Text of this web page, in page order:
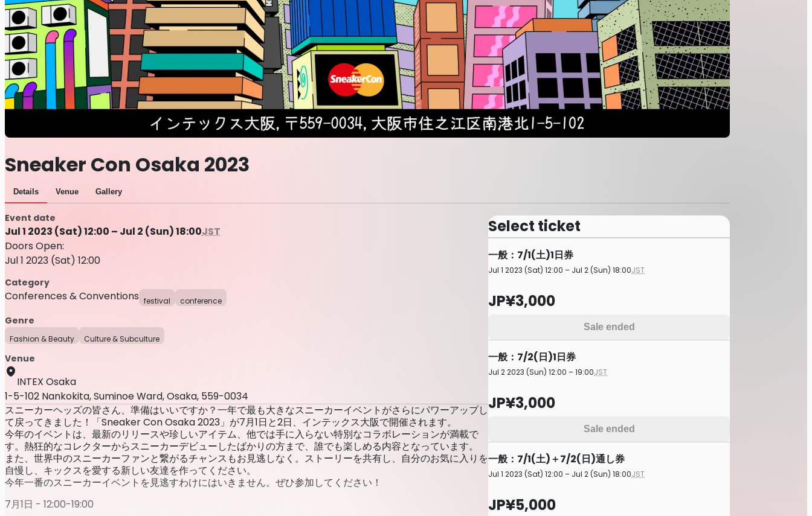
Sneaker Con Osaka 2023
Details Venue Gallery
Event date
Jul 1 2023 (Sat) 12:00 – Jul 2 (Sun) 18:00JST
Doors Open:
Jul 1 2023 (Sat) 12:00
Category
Conferences & Conventions festival conference
Genre
Fashion & Beauty Culture & Subculture
Venue
INTEX Osaka
1-5-102 Nankokita, Suminoe Ward, Osaka, 559-0034
スニーカーヘッズの皆さん、準備はいいですか？一年で最も大きなスニーカーイベントがさらにパワーアップし
て戻ってきました！「Sneaker Con Osaka 2023」が7月1日と2日、インテックス大阪で開催されます。
今年のイベントは、最新のリリースや珍しいアイテム、他では手に入らない特別なコラボレーションが満載で
す。熱狂的なコレクターからスニーカーデビューしたばかりの方まで、誰でも楽しめる内容となっています。
また、世界中のスニーカーファンと繋がるチャンスもお見逃しなく。ストーリーを共有し、自分のお気に入りを
自慢し、キックスを愛する新しい友達を作ってください。
今年一番のスニーカーイベントを見逃すわけにはいきません。ぜひ参加してください！
7月1日 - 12:00-19:00
Select ticket
一般：7/1(土)1日券
Jul 1 2023 (Sat) 12:00 – Jul 2 (Sun) 18:00JST
JP¥3,000
Sale ended
一般：7/2(日)1日券
Jul 2 2023 (Sun) 12:00 – 19:00JST
JP¥3,000
Sale ended
一般：7/1(土)＋7/2(日)通し券
Jul 1 2023 (Sat) 12:00 – Jul 2 (Sun) 18:00JST
JP¥5,000